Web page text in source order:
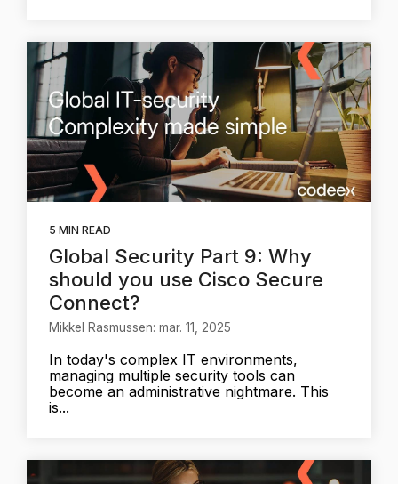
5 MIN READ
Global Security Part 9: Why
should you use Cisco Secure
Connect?
Mikkel Rasmussen: mar. 11, 2025
In today's complex IT environments,
managing multiple security tools can
become an administrative nightmare. This
is...